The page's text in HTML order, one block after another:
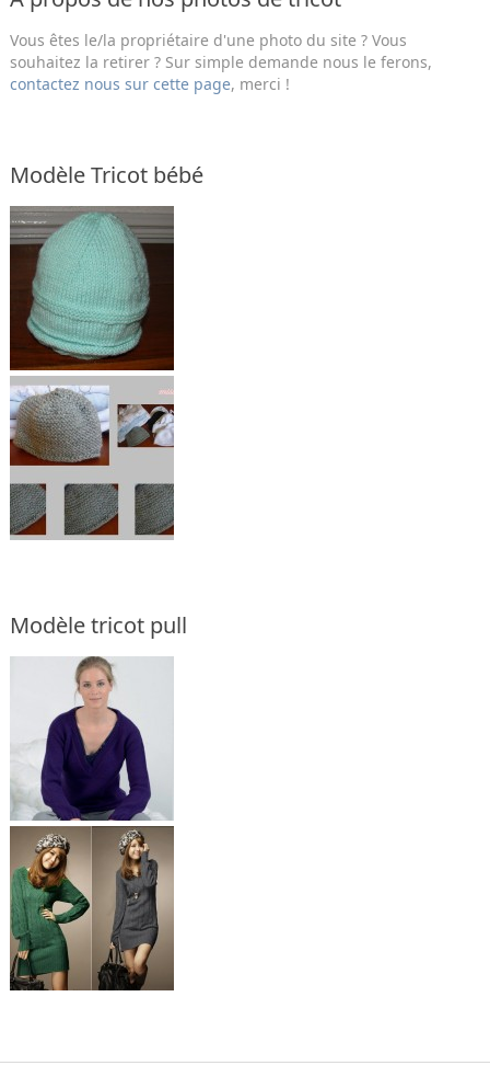
Vous êtes le/la propriétaire d'une photo du site ? Vous
souhaitez la retirer ? Sur simple demande nous le ferons,
contactez nous sur cette page, merci !
Modèle Tricot bébé
Modèle tricot pull